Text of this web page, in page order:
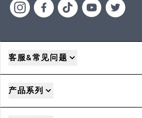
客服&常见问题
产品系列